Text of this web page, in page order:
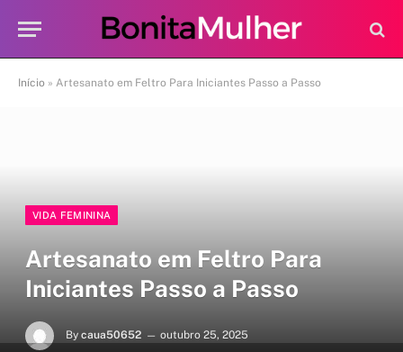
Início » Artesanato em Feltro Para Iniciantes Passo a Passo
VIDA FEMININA
Artesanato em Feltro Para
Iniciantes Passo a Passo
By caua50652
outubro 25, 2025